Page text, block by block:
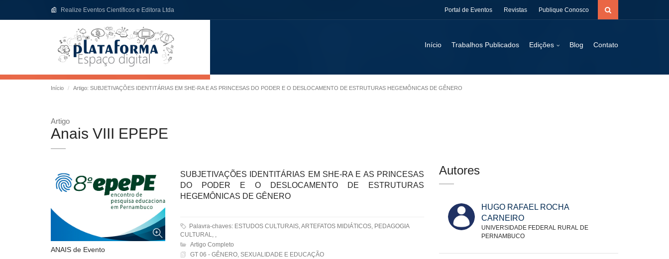
Realize Eventos Científicos e Editora Ltda Portal de Eventos Revistas Publique Conosco
Início Trabalhos Publicados Edições Blog Contato
Início Artigo: SUBJETIVAÇÕES IDENTITÁRIAS EM SHE-RA E AS PRINCESAS DO PODER E O DESLOCAMENTO DE ESTRUTURAS HEGEMÔNICAS DE GÊNERO
Artigo
Anais VIII EPEPE
ANAIS de Evento
SUBJETIVAÇÕES IDENTITÁRIAS EM SHE-RA E AS PRINCESAS
DO PODER E O DESLOCAMENTO DE ESTRUTURAS
HEGEMÔNICAS DE GÊNERO
Palavra-chaves: ESTUDOS CULTURAIS, ARTEFATOS MIDIÁTICOS, PEDAGOGIA
CULTURAL, ,
Artigo Completo
GT 06 - GÊNERO, SEXUALIDADE E EDUCAÇÃO
Autores
HUGO RAFAEL ROCHA
CARNEIRO
UNIVERSIDADE FEDERAL RURAL DE
PERNAMBUCO